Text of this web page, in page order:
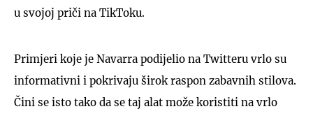
u svojoj priči na TikToku.
Primjeri koje je Navarra podijelio na Twitteru vrlo su
informativni i pokrivaju širok raspon zabavnih stilova.
Čini se isto tako da se taj alat može koristiti na vrlo